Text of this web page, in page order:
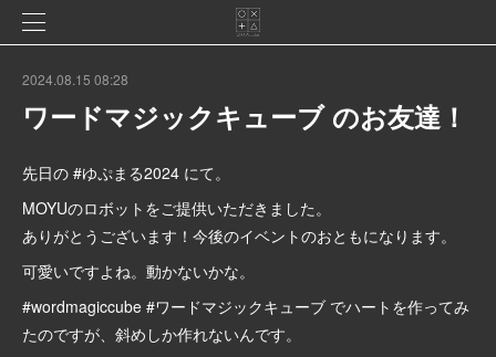
2024.08.15 08:28
ワードマジックキューブ のお友達！
先日の #ゆぷまる2024 にて。
MOYUのロボットをご提供いただきました。
ありがとうございます！今後のイベントのおともになります。
可愛いですよね。動かないかな。
#wordmagiccube #ワードマジックキューブ でハートを作ってみ
たのですが、斜めしか作れないんです。